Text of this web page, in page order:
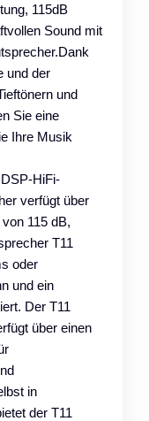
115dB
Sound mit
und der
und
Sie eine
Ihre Musik
HiFi-
verfügt über
115 dB,
T11
oder
und ein
Der T11
über einen
in
der T11